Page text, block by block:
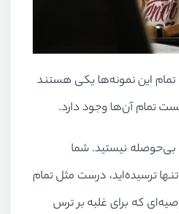
تمام این نمونه‌ها یکی هستند
تمام آن‌ها وجود دارد.
بی‌حوصله نیستید. شما
ترسیده‌اید، درست مثل تمام
که برای غلبه بر ترس